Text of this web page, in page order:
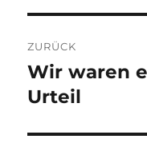
ZURÜCK
Vorheriger
Beitrag:
Wir waren
Urteil